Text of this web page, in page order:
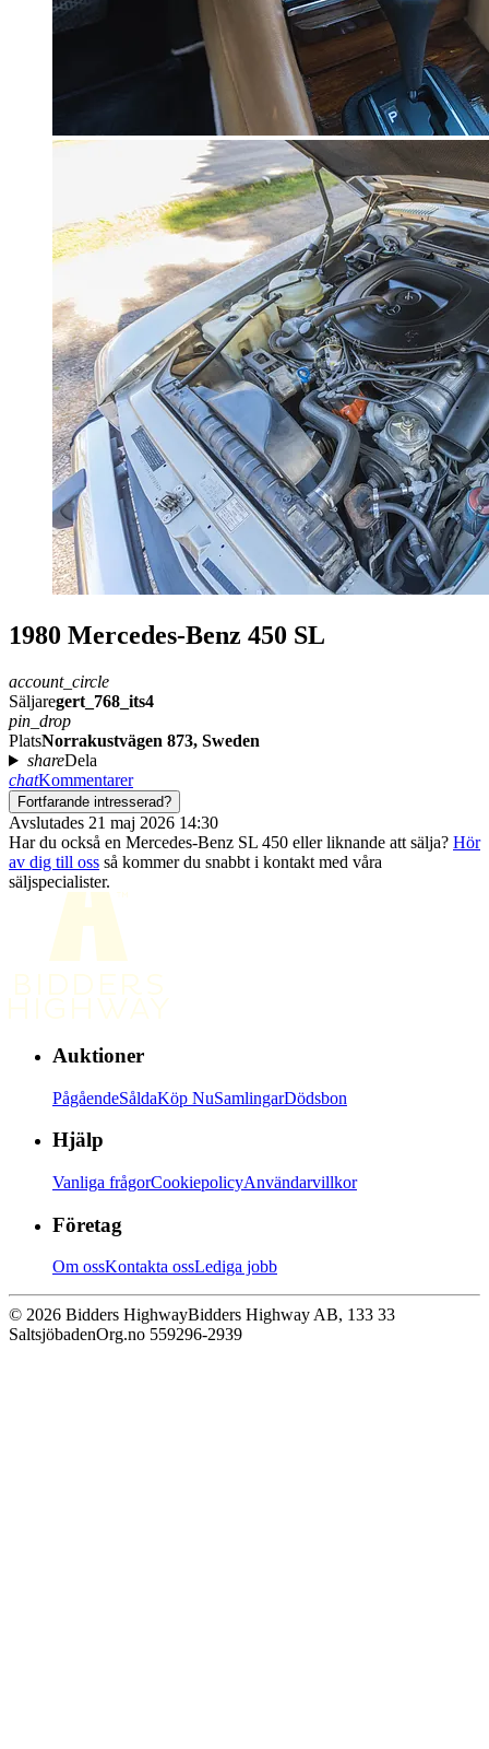
1980 Mercedes-Benz 450 SL
account_circle
Säljaregert_768_its4
pin_drop
PlatsNorrakustvägen 873, Sweden
shareDela
chatKommentarer
Fortfarande intresserad?
Avslutades 21 maj 2026 14:30
Har du också en Mercedes-Benz SL 450 eller liknande att sälja? Hör
av dig till oss så kommer du snabbt i kontakt med våra
säljspecialister.
Auktioner
PågåendeSåldaKöp NuSamlingarDödsbon
Hjälp
Vanliga frågorCookiepolicyAnvändarvillkor
Företag
Om ossKontakta ossLediga jobb
© 2026 Bidders HighwayBidders Highway AB, 133 33
SaltsjöbadenOrg.no 559296-2939